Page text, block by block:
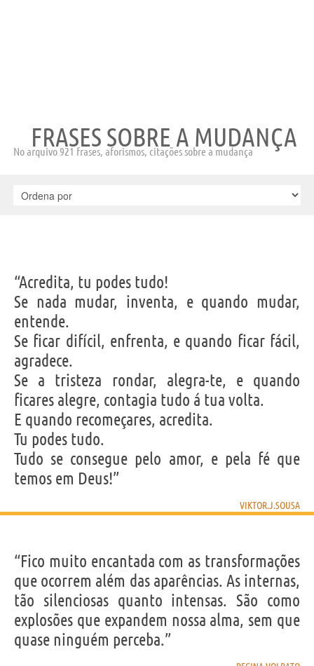
FRASES SOBRE A MUDANÇA
No arquivo 921 frases, aforismos, citações sobre a mudança
“Acredita, tu podes tudo!
Se nada mudar, inventa, e quando mudar,
entende.
Se ficar difícil, enfrenta, e quando ficar fácil,
agradece.
Se a tristeza rondar, alegra-te, e quando
ficares alegre, contagia tudo á tua volta.
E quando recomeçares, acredita.
Tu podes tudo.
Tudo se consegue pelo amor, e pela fé que
temos em Deus!”
VIKTOR.J.SOUSA
“Fico muito encantada com as transformações
que ocorrem além das aparências. As internas,
tão silenciosas quanto intensas. São como
explosões que expandem nossa alma, sem que
quase ninguém perceba.”